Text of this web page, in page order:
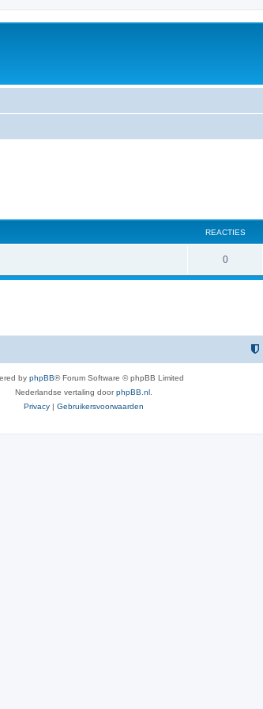
REACTIES
0
by phpBB® Forum Software © phpBB Limited
Nederlandse vertaling doorphpBB.nl
Privacy | Gebruikersvoorwaarden